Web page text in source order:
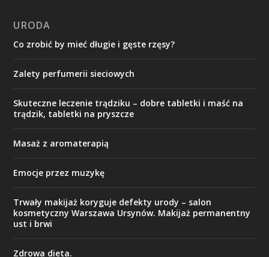
URODA
Co zrobić by mieć długie i gęste rzęsy?
Zalety perfumerii sieciowych
Skuteczne leczenie trądziku – dobre tabletki i maść na
trądzik, tabletki na pryszcze
Masaż z aromaterapią
Emocje przez muzykę
Trwały makijaż koryguje defekty urody – salon
kosmetyczny Warszawa Ursynów. Makijaż permanentny
ust i brwi
Zdrowa dieta.